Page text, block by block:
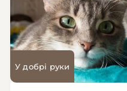
У добрі руки